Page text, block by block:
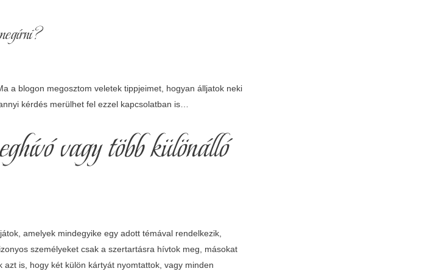
a blogon megosztom veletek tippjeimet, hogyan álljatok neki
kérdés merülhet fel ezzel kapcsolatban is…
vagy több különálló
amelyek mindegyike egy adott témával rendelkezik,
személyeket csak a szertartásra hívtok meg, másokat
is, hogy két külön kártyát nyomtattok, vagy minden